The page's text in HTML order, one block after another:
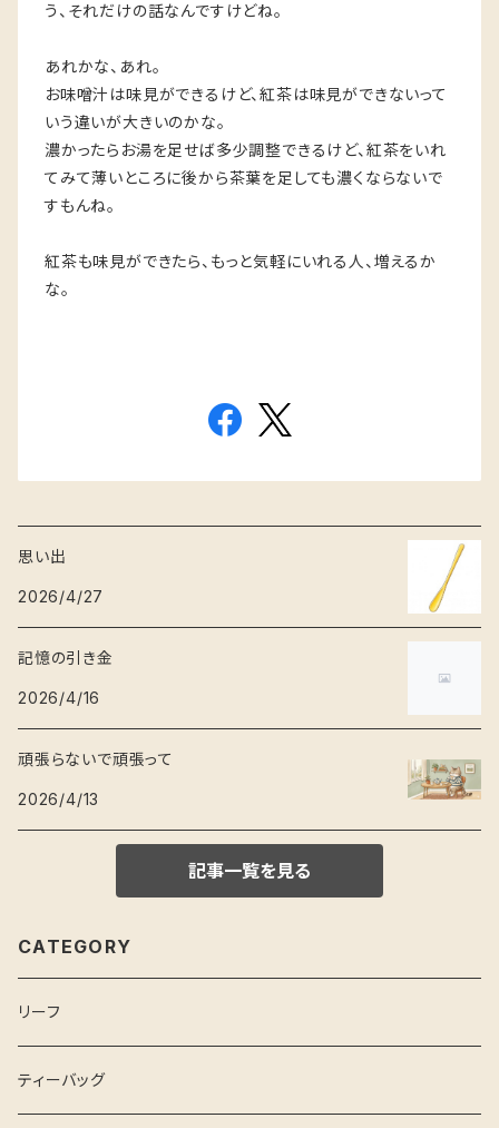
う、それだけの話なんですけどね。
あれかな、あれ。
お味噌汁は味見ができるけど、紅茶は味見ができないって
いう違いが大きいのかな。
濃かったらお湯を足せば多少調整できるけど、紅茶をいれ
てみて薄いところに後から茶葉を足しても濃くならないで
すもんね。
紅茶も味見ができたら、もっと気軽にいれる人、増えるか
な。
思い出
2026/4/27
記憶の引き金
2026/4/16
頑張らないで頑張って
2026/4/13
記事一覧を見る
CATEGORY
リーフ
ティーバッグ